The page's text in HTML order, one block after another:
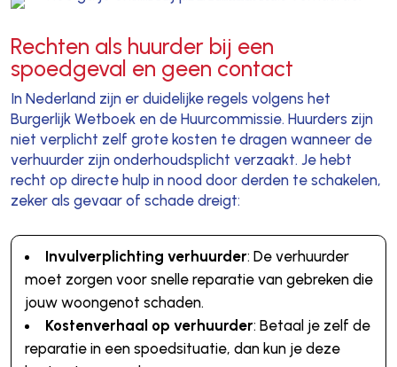
Rechten als huurder bij een
spoedgeval en geen contact
In Nederland zijn er duidelijke regels volgens het
Burgerlijk Wetboek en de Huurcommissie. Huurders zijn
niet verplicht zelf grote kosten te dragen wanneer de
verhuurder zijn onderhoudsplicht verzaakt. Je hebt
recht op directe hulp in nood door derden te schakelen,
zeker als gevaar of schade dreigt:
Invulverplichting verhuurder: De verhuurder
moet zorgen voor snelle reparatie van gebreken die
jouw woongenot schaden.
Kostenverhaal op verhuurder: Betaal je zelf de
reparatie in een spoedsituatie, dan kun je deze